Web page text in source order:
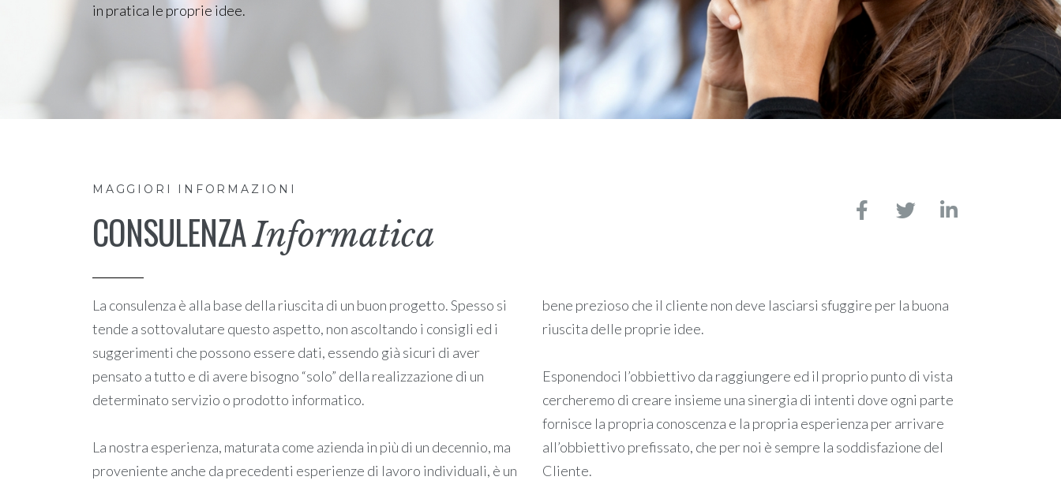
in pratica le proprie idee.
MAGGIORI INFORMAZIONI
CONSULENZAInformatica
La consulenza è alla base della riuscita di un buon progetto. Spesso si
tende a sottovalutare questo aspetto, non ascoltando i consigli ed i
suggerimenti che possono essere dati, essendo già sicuri di aver
pensato a tutto e di avere bisogno “solo” della realizzazione di un
determinato servizio o prodotto informatico.
La nostra esperienza, maturata come azienda in più di un decennio, ma
proveniente anche da precedenti esperienze di lavoro individuali, è un
bene prezioso che il cliente non deve lasciarsi sfuggire per la buona
riuscita delle proprie idee.
Esponendoci l’obbiettivo da raggiungere ed il proprio punto di vista
cercheremo di creare insieme una sinergia di intenti dove ogni parte
fornisce la propria conoscenza e la propria esperienza per arrivare
all’obbiettivo prefissato, che per noi è sempre la soddisfazione del
Cliente.